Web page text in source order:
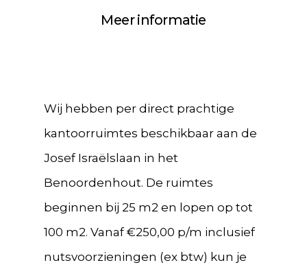
Meer informatie
Wij hebben per direct prachtige
kantoorruimtes beschikbaar aan de
Josef Israëlslaan in het
Benoordenhout. De ruimtes
beginnen bij 25 m2 en lopen op tot
100 m2. Vanaf €250,00 p/m inclusief
nutsvoorzieningen (ex btw) kun je